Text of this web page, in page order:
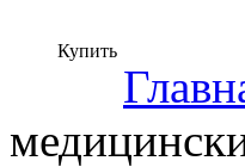
Купить